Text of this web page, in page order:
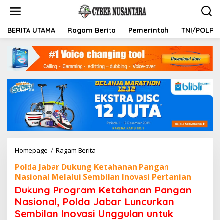
t
BERITA UTAMA Ragam Berita Pemerintah TNI/POLRI
Homepage / Ragam Berita
k
u
n
P
Polda Jabar Dukung Ketahanan Pangan
Nasional Melalui Sembilan Inovasi Pertanian
Dukung Program Ketahanan Pangan
Nasional, Polda Jabar Luncurkan
Sembilan Inovasi Unggulan untuk